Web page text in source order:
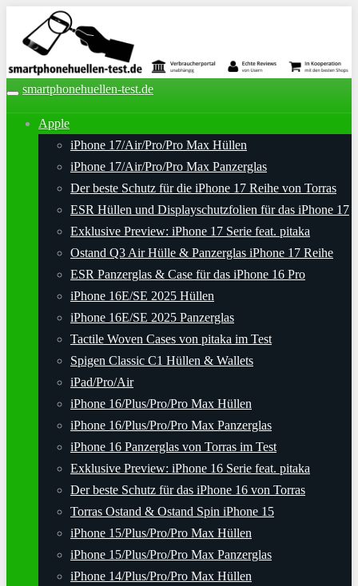
content
Toggle
navigation
smartphonehuellen-test.de
Apple
iPhone 17/Air/Pro/Pro Max Hüllen
iPhone 17/Air/Pro/Pro Max Panzerglas
Der beste Schutz für die iPhone 17 Reihe von Torras
ESR Hüllen und Displayschutzfolien für das iPhone 17
Exklusive Preview: iPhone 17 Serie feat. pitaka
Ostand Q3 Air Hülle & Panzerglas iPhone 17 Reihe
ESR Panzerglas & Case für das iPhone 16 Pro
iPhone 16E/SE 2025 Hüllen
iPhone 16E/SE 2025 Panzerglas
Tactile Woven Cases von pitaka im Test
Spigen Classic C1 Hüllen & Wallets
iPad/Pro/Air
iPhone 16/Plus/Pro/Pro Max Hüllen
iPhone 16/Plus/Pro/Pro Max Panzerglas
iPhone 16 Panzerglas von Torras im Test
Exklusive Preview: iPhone 16 Serie feat. pitaka
Der beste Schutz für das iPhone 16 von Torras
Torras Ostand & Ostand Spin iPhone 15
iPhone 15/Plus/Pro/Pro Max Hüllen
iPhone 15/Plus/Pro/Pro Max Panzerglas
iPhone 14/Plus/Pro/Pro Max Hüllen